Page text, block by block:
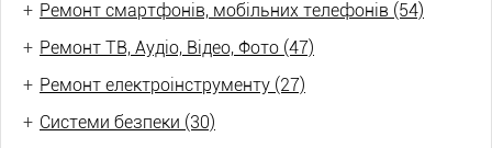
+ Ремонт смартфонів, мобільних телефонів (54)
+ Ремонт ТВ, Аудіо, Відео, Фото (47)
+ Ремонт електроінструменту (27)
+ Системи безпеки (30)